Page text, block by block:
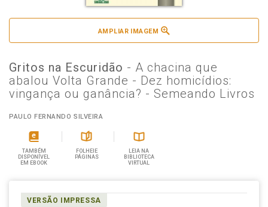
AMPLIAR IMAGEM
Gritos na Escuridão - A chacina que
abalou Volta Grande - Dez homicídios:
vingança ou ganância? - Semeando Livros
PAULO FERNANDO SILVEIRA
TAMBÉM
DISPONÍVEL
EM EBOOK
FOLHEIE
PÁGINAS
LEIA NA
BIBLIOTECA
VIRTUAL
VERSÃO IMPRESSA